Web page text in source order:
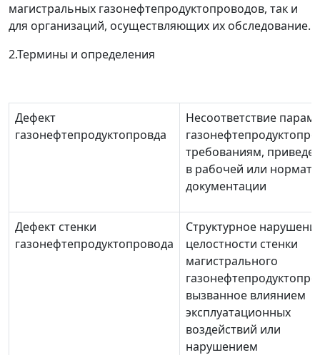
магистральных газонефтепродуктопроводов, так и
для организаций, осуществляющих их обследование.
2.Термины и определения
Дефект
газонефтепродуктопровда
Несоответствие
требованиям,
в рабочей или
документации
Дефект стенки
газонефтепродуктопровода
Структурное
целостности стенки
магистрального
вызванное влиянием
эксплуатационных
воздействий или
нарушением